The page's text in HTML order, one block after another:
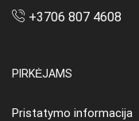
+3706 807 4608
PIRKĖJAMS
Pristatymo informacija